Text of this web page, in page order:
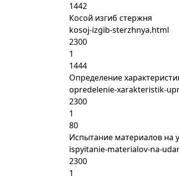
1442
Косой изгиб стержня
kosoj-izgib-sterzhnya.html
2300
1
1444
Определение
opredelenie-xarakteristik-
2300
1
80
Испытание материалов на
ispyitanie-materialov-na-
2300
1